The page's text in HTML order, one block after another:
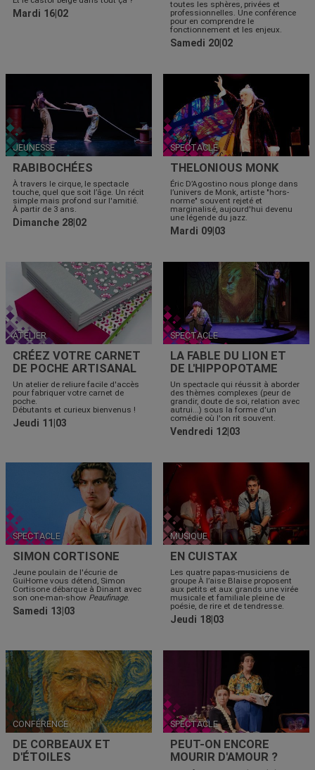
Mardi 16|02
toutes les sphères, privées et
professionnelles. Une conférence
pour en comprendre le
fonctionnement et les enjeux.
Samedi 20|02
JEUNESSE
RABIBOCHÉES
À travers le cirque, le spectacle
touche, quel que soit l’âge. Un récit
simple mais profond sur l'amitié.
À partir de 3 ans.
Dimanche 28|02
SPECTACLE
THELONIOUS MONK
Éric D’Agostino nous plonge dans
l’univers de Monk, artiste "hors-
norme" souvent rejeté et
marginalisé, aujourd'hui devenu
une légende du jazz.
Mardi 09|03
ATELIER
CRÉEZ VOTRE CARNET
DE POCHE ARTISANAL
Un atelier de reliure facile d'accès
pour fabriquer votre carnet de
poche.
Débutants et curieux bienvenus !
Jeudi 11|03
SPECTACLE
LA FABLE DU LION ET
DE L'HIPPOPOTAME
Un spectacle qui réussit à aborder
des thèmes complexes (peur de
grandir, doute de soi, relation avec
autrui...) sous la forme d'un
comédie où l'on rit souvent.
Vendredi 12|03
SPECTACLE
SIMON CORTISONE
Jeune poulain de l'écurie de
GuiHome vous détend, Simon
Cortisone débarque à Dinant avec
son one-man-show Peaufinage.
Samedi 13|03
MUSIQUE
EN CUISTAX
Les quatre papas-musiciens de
groupe À l’aise Blaise proposent
aux petits et aux grands une virée
musicale et familiale pleine de
poésie, de rire et de tendresse.
Jeudi 18|03
CONFÉRENCE
DE CORBEAUX ET
D'ÉTOILES
SPECTACLE
PEUT-ON ENCORE
MOURIR D'AMOUR ?